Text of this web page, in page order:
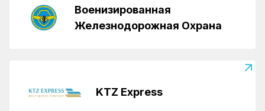
Военизированная
Железнодорожная Охрана
KTZ Express